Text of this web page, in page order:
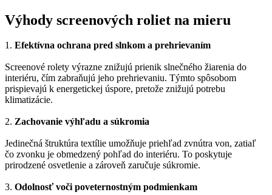
Výhody screenových roliet na mieru
1. Efektívna ochrana pred slnkom a prehrievaním
Screenové rolety výrazne znižujú prienik slnečného žiarenia do
interiéru, čím zabraňujú jeho prehrievaniu. Týmto spôsobom
prispievajú k energetickej úspore, pretože znižujú potrebu
klimatizácie.
2. Zachovanie výhľadu a súkromia
Jedinečná štruktúra textílie umožňuje priehľad zvnútra von, zatiaľ
čo zvonku je obmedzený pohľad do interiéru. To poskytuje
prirodzené osvetlenie a zároveň zaručuje súkromie.
3. Odolnosť voči poveternostným podmienkam